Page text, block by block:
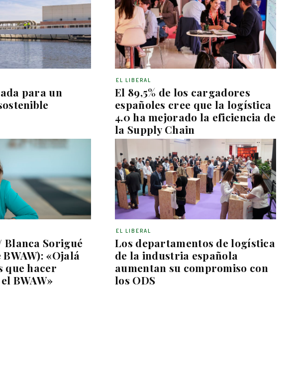
para un
El 89,5% de los cargadores
españoles cree que la logística
4.0 ha mejorado la eficiencia de
la Supply Chain
EL LIBERAL
Blanca Sorigué
«Ojalá
que hacer
BWAW»
Los departamentos de logística
de la industria española
aumentan su compromiso con
los ODS
EL LIBERAL